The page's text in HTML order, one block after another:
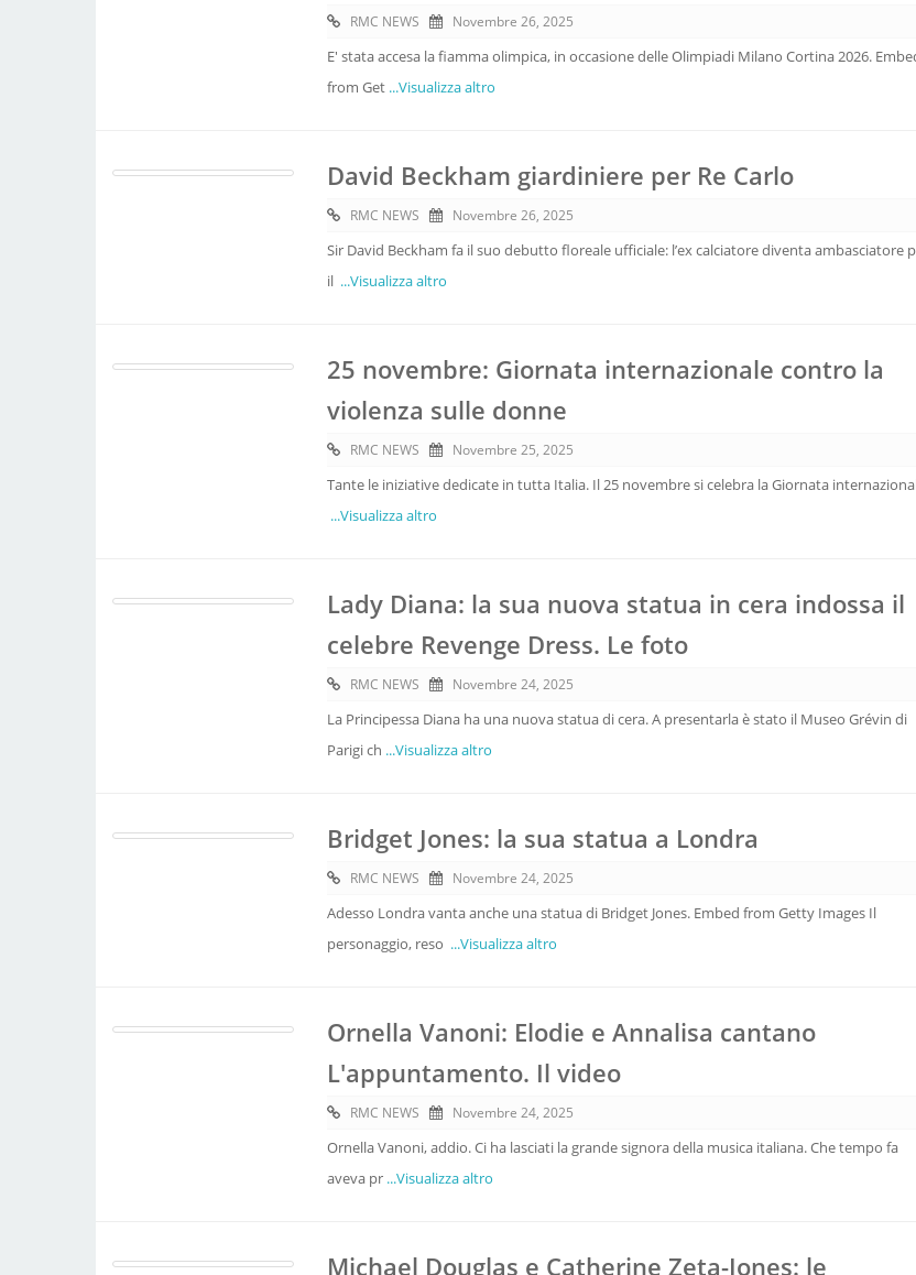
RMC NEWS Novembre 26, 2025
E' stata accesa la fiamma olimpica, in occasione delle Olimpiadi Milano Cortina 2026.
from Get ...Visualizza altro
David Beckham giardiniere per Re Carlo
RMC NEWS Novembre 26, 2025
Sir David Beckham fa il suo debutto floreale ufficiale: l’ex calciatore diventa ambasciatore
il ...Visualizza altro
25 novembre: Giornata internazionale contro la
violenza sulle donne
RMC NEWS Novembre 25, 2025
Tante le iniziative dedicate in tutta Italia. Il 25 novembre si celebra la Giornata
...Visualizza altro
Lady Diana: la sua nuova statua in cera indossa il
celebre Revenge Dress. Le foto
RMC NEWS Novembre 24, 2025
La Principessa Diana ha una nuova statua di cera. A presentarla è stato il Museo Grévin di
Parigi ch ...Visualizza altro
Bridget Jones: la sua statua a Londra
RMC NEWS Novembre 24, 2025
Adesso Londra vanta anche una statua di Bridget Jones. Embed from Getty Images Il
personaggio, reso ...Visualizza altro
Ornella Vanoni: Elodie e Annalisa cantano
L'appuntamento. Il video
RMC NEWS Novembre 24, 2025
Ornella Vanoni, addio. Ci ha lasciati la grande signora della musica italiana. Che tempo fa
aveva pr ...Visualizza altro
Michael Douglas e Catherine Zeta-Jones: le